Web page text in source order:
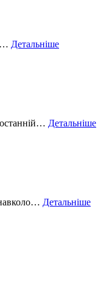
Детальніше
Детальніше
Детальніше